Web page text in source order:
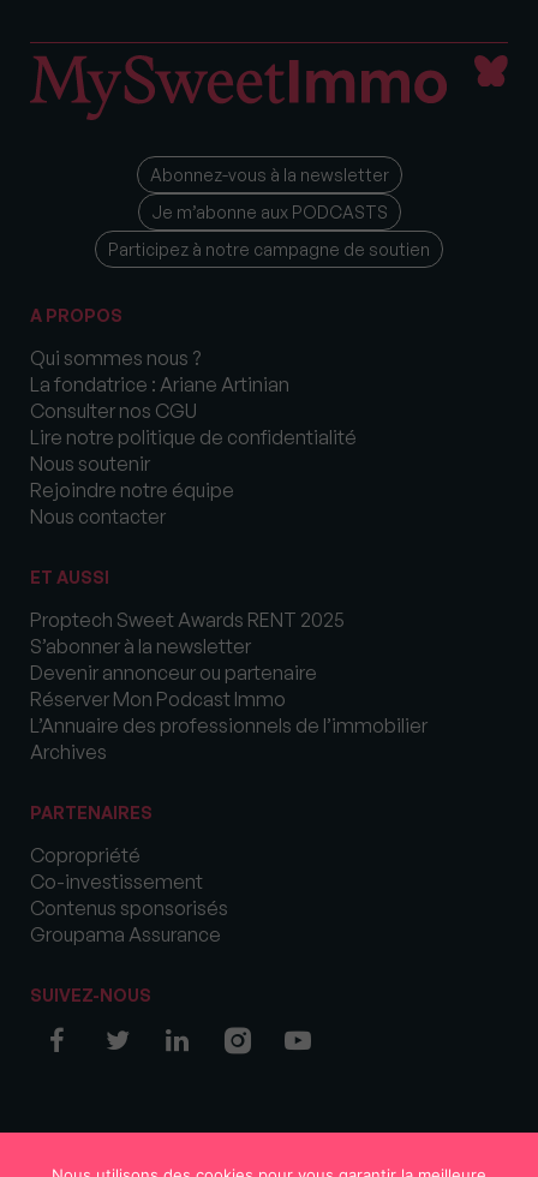
Abonnez-vous à la newsletter
Je m’abonne aux PODCASTS
Participez à notre campagne de soutien
A PROPOS
Qui sommes nous ?
La fondatrice : Ariane Artinian
Consulter nos CGU
Lire notre politique de confidentialité
Nous soutenir
Rejoindre notre équipe
Nous contacter
ET AUSSI
Proptech Sweet Awards RENT 2025
S’abonner à la newsletter
Devenir annonceur ou partenaire
Réserver Mon Podcast Immo
L’Annuaire des professionnels de l’immobilier
Archives
PARTENAIRES
Copropriété
Co-investissement
Contenus sponsorisés
Groupama Assurance
SUIVEZ-NOUS